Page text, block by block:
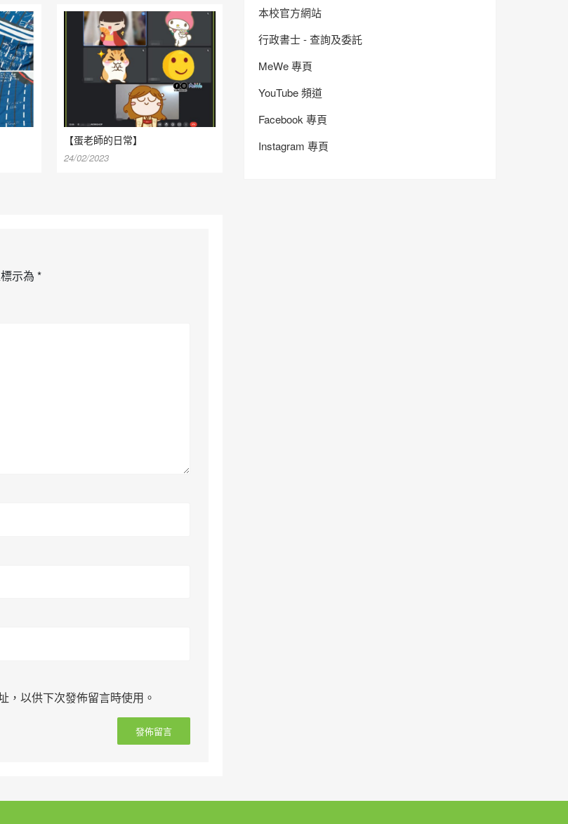
【蛋老師的日常】
24/02/2023
示為 *
，以供下次發佈留言時使用。
本校官方網站
行政書士 - 查詢及委託
MeWe 專頁
YouTube 頻道
Facebook 專頁
Instagram 專頁